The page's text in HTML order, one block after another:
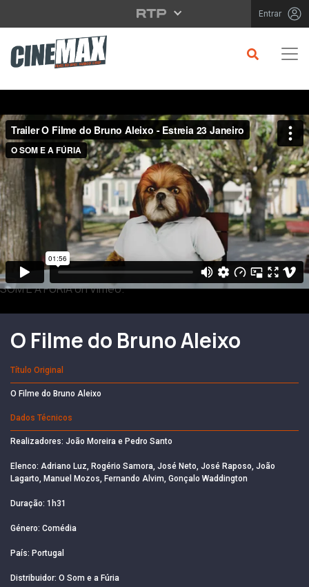
Saltar para o conteúdo principal Entrar
Filme em Cartaz
O Filme do Bruno Aleixo
Título Original
O Filme do Bruno Aleixo
Dados Técnicos
Realizadores: João Moreira e Pedro Santo
Elenco: Adriano Luz, Rogério Samora, José Neto, José Raposo, João
Lagarto, Manuel Mozos, Fernando Alvim, Gonçalo Waddington
Duração: 1h31
Género: Comédia
País: Portugal
Distribuidor: O Som e a Fúria
Trailer O Filme do Bruno Aleixo - Estreia 23 Janeiro fromO
SOM E A FÚRIAonVimeo.